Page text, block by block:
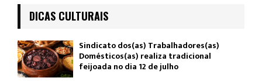
DICAS CULTURAIS
Sindicato dos(as) Trabalhadores(as)
Domésticos(as) realiza tradicional
feijoada no dia 12 de julho